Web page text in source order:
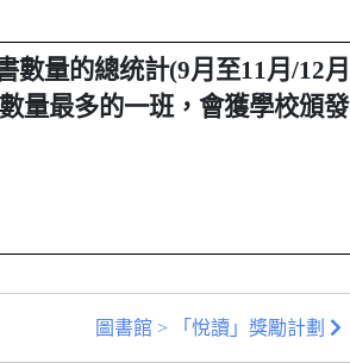
數量的總统計(9月至11月/12月
量最多的一班，會獲學校頒發
圖書館 > 「悅讀」獎勵計劃